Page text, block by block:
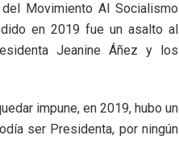
Movimiento Al Socialismo
en 2019 fue un asalto al
Jeanine Áñez y los
impune, en 2019, hubo un
ser Presidenta, por ningún